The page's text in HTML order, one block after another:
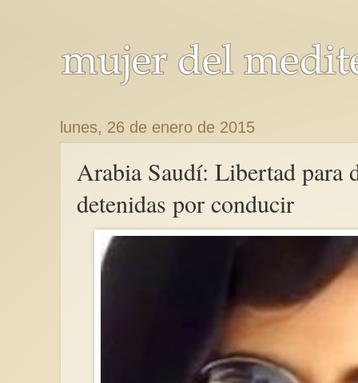
lunes, 26 de enero de 2015
Arabia Saudí: Libertad para
detenidas por conducir